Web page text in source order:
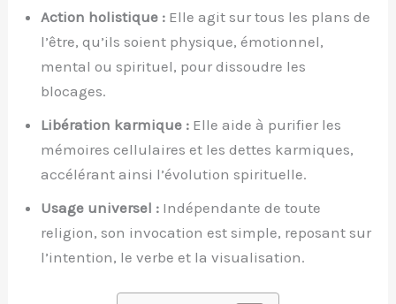
Action holistique : Elle agit sur tous les plans de
l’être, qu’ils soient physique, émotionnel,
mental ou spirituel, pour dissoudre les
blocages.
Libération karmique : Elle aide à purifier les
mémoires cellulaires et les dettes karmiques,
accélérant ainsi l’évolution spirituelle.
Usage universel : Indépendante de toute
religion, son invocation est simple, reposant sur
l’intention, le verbe et la visualisation.